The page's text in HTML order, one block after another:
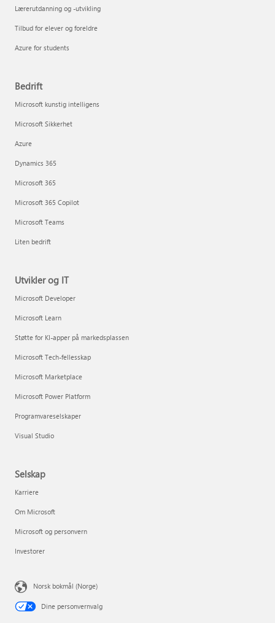
Lærerutdanning og -utvikling
Tilbud for elever og foreldre
Azure for students
Bedrift
Microsoft kunstig intelligens
Microsoft Sikkerhet
Azure
Dynamics 365
Microsoft 365
Microsoft 365 Copilot
Microsoft Teams
Liten bedrift
Utvikler og IT
Microsoft Developer
Microsoft Learn
Støtte for KI-apper på markedsplassen
Microsoft Tech-fellesskap
Microsoft Marketplace
Microsoft Power Platform
Programvareselskaper
Visual Studio
Selskap
Karriere
Om Microsoft
Microsoft og personvern
Investorer
Norsk bokmål (Norge)
Dine personvernvalg